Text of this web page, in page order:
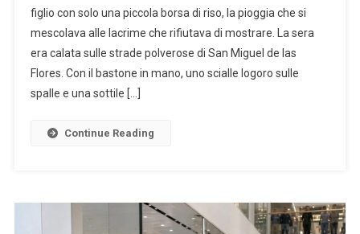
figlio con solo una piccola borsa di riso, la pioggia che si
mescolava alle lacrime che rifiutava di mostrare. La sera
era calata sulle strade polverose di San Miguel de las
Flores. Con il bastone in mano, uno scialle logoro sulle
spalle e una sottile […]
Continue Reading